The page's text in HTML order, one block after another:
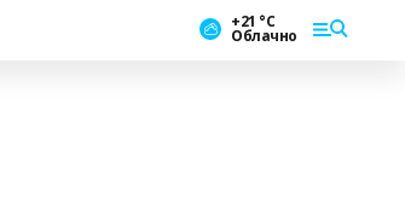
+21 °С
Облачно